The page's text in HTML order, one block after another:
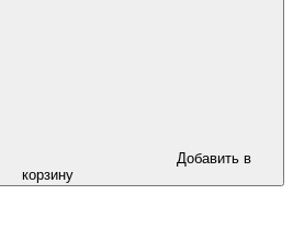
Добавить в
корзину